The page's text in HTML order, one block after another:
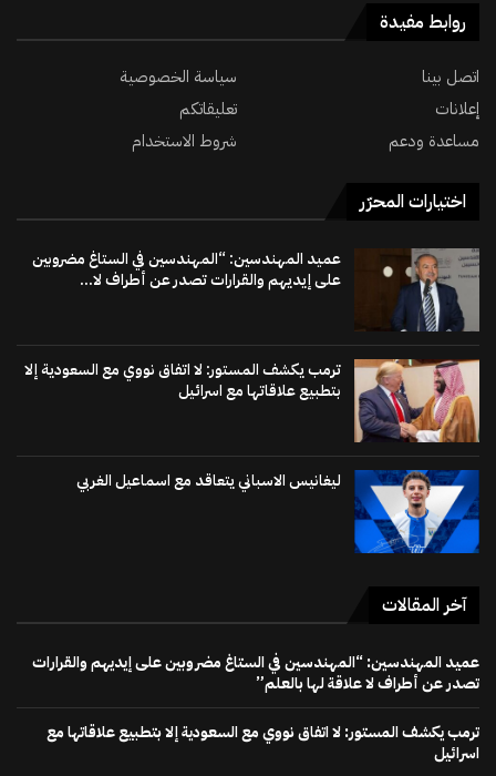
روابط مفيدة
اتصل بينا
سياسة الخصوصية
إعلانات
تعليقاتكم
مساعدة ودعم
شروط الاستخدام
اختيارات المحرّر
عميد المهندسين: “المهندسين في الستاغ مضروبين
على إيديهم والقرارات تصدر عن أطراف لا...
ترمب يكشف المستور: لا اتفاق نووي مع السعودية إلا
بتطبيع علاقاتها مع اسرائيل
ليغانيس الاسباني يتعاقد مع اسماعيل الغربي
آخر المقالات
عميد المهندسين: “المهندسين في الستاغ مضروبين على إيديهم والقرارات
تصدر عن أطراف لا علاقة لها بالعلم”
ترمب يكشف المستور: لا اتفاق نووي مع السعودية إلا بتطبيع علاقاتها مع
اسرائيل